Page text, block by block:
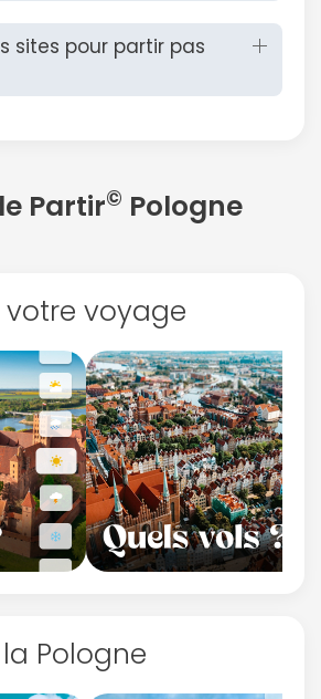
sites pour partir pas
Partir© Pologne
voyage
Pologne